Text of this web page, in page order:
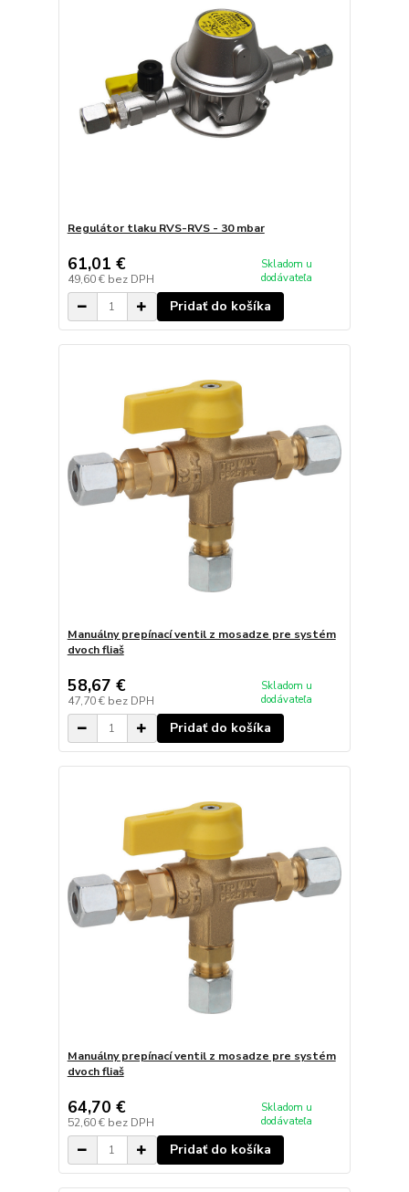
Regulátor tlaku RVS-RVS - 30 mbar
61,01 €
49,60 € bez DPH
Skladom u
dodávateľa
Pridať do košíka
Manuálny prepínací ventil z mosadze pre systém
dvoch fliaš
58,67 €
47,70 € bez DPH
Skladom u
dodávateľa
Pridať do košíka
Manuálny prepínací ventil z mosadze pre systém
dvoch fliaš
64,70 €
52,60 € bez DPH
Skladom u
dodávateľa
Pridať do košíka